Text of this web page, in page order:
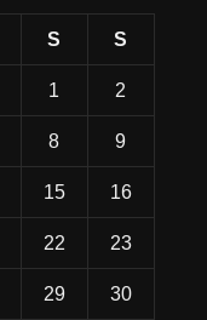
S S
1 2
8 9
15 16
22 23
29 30